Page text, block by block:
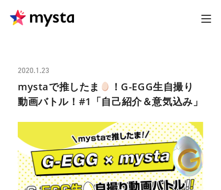
2020.1.23
mystaで推したま
！G-EGG生自撮り
動画バトル！#1「自己紹介＆意気込み」